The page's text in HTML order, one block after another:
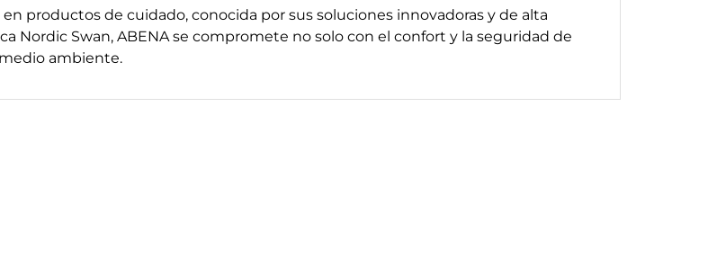
productos de cuidado, conocida por sus soluciones innovadoras y de alta
Nordic Swan, ABENA se compromete no solo con el confort y la seguridad de
ambiente.